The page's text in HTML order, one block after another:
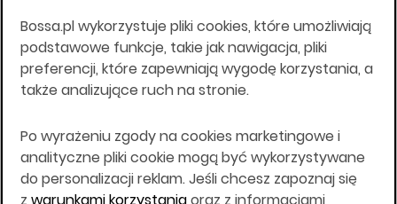
Wszelkie informacje na niniejszej stronie w tym
informacje o produktach inwestycyjnych nie są
kierowane do osób mających miejsce
zamieszkania lub pobytu w Stanach
Japonii, ani w dowolnej innej jurysdykcji, w której
taki materiał byłby sprzeczny z prawem lub w
których zgodne z prawem nabycie produktów
inwestycyjnych nie jest możliwe lub w której nie
jest możliwe złożenie oferty. Prawa obowiązujące
Bossa.pl wykorzystuje pliki cookies, które umożliwiają
podstawowe funkcje, takie jak nawigacja, pliki
preferencji, które zapewniają wygodę korzystania, a
także analizujące ruch na stronie.
Po wyrażeniu zgody na cookies marketingowe i
analityczne pliki cookie mogą być wykorzystywane
do personalizacji reklam. Jeśli chcesz zapoznaj się